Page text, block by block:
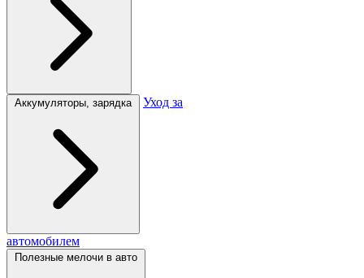
Аккумуляторы, зарядка Уход за
автомобилем
Полезные мелочи в авто